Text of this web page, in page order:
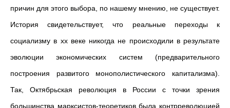
причин для этого выбора, по нашему мнению, не существует.
История свидетельствует, что реальные переходы к
социализму в хх веке никогда не происходили в результате
эволюции экономических систем (предварительного
построения развитого монополистического капитализма).
Так, Октябрьская революция в России с точки зрения
большинства марксистов-теоретиков была контрреволюцией